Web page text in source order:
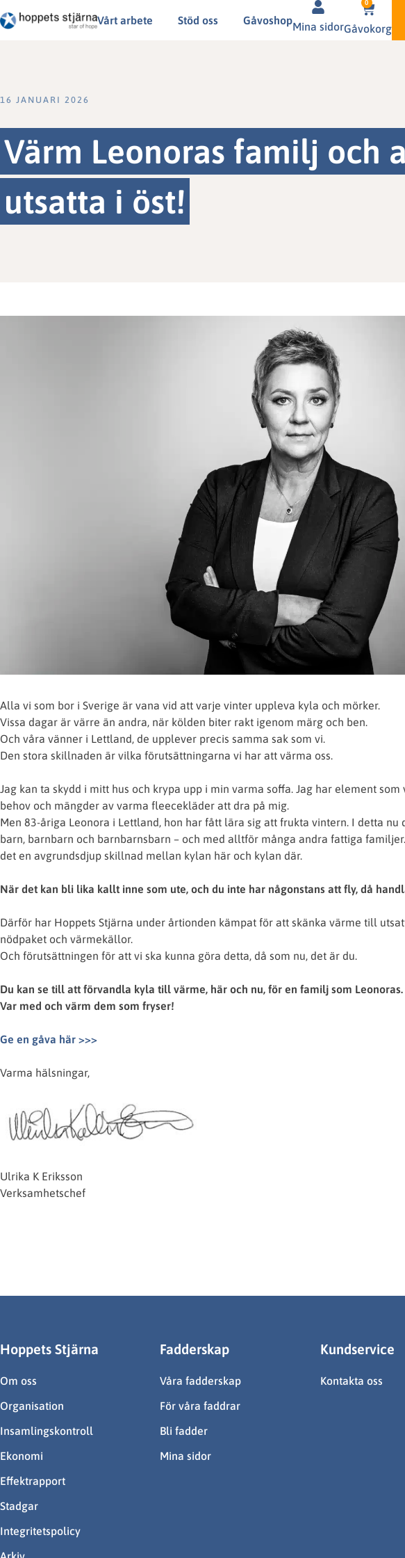
Vårt arbete Stöd oss Gåvoshop
Mina sidor
0
Gåvokorg
16 JANUARI 2026
Värm Leonoras familj och
utsatta i öst!
Alla vi som bor i Sverige är vana vid att varje vinter uppleva kyla och mörker.
Vissa dagar är värre än andra, när kölden biter rakt igenom märg och ben.
Och våra vänner i Lettland, de upplever precis samma sak som vi.
Den stora skillnaden är vilka förutsättningarna vi har att värma oss.
Jag kan ta skydd i mitt hus och krypa upp i min varma soffa. Jag har element
behov och mängder av varma fleecekläder att dra på mig.
Men 83-åriga Leonora i Lettland, hon har fått lära sig att frukta vintern. I detta nu
barn, barnbarn och barnbarnsbarn – och med alltför många andra fattiga
det en avgrundsdjup skillnad mellan kylan här och kylan där.
När det kan bli lika kallt inne som ute, och du inte har någonstans att fly, då
Därför har Hoppets Stjärna under årtionden kämpat för att skänka värme till
nödpaket och värmekällor.
Och förutsättningen för att vi ska kunna göra detta, då som nu, det är du.
Du kan se till att förvandla kyla till värme, här och nu, för en familj som Leonoras.
Var med och värm dem som fryser!
Ge en gåva här >>>
Varma hälsningar,
Ulrika K Eriksson
Verksamhetschef
Hoppets Stjärna
Om oss
Organisation
Insamlingskontroll
Ekonomi
Effektrapport
Stadgar
Integritetspolicy
Fadderskap
Våra fadderskap
För våra faddrar
Bli fadder
Mina sidor
Kundservice
Kontakta oss